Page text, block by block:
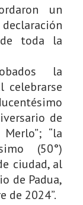
un
toda la
la
celebrarse
de
“la
(50°)
ciudad, al
de Padua,
de 2024”.